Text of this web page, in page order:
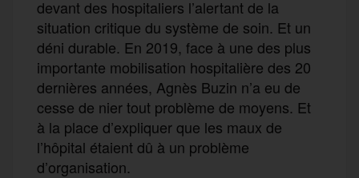
devant des hospitaliers l’alertant de la
situation critique du système de soin. Et un
déni durable. En 2019, face à une des plus
importante mobilisation hospitalière des 20
dernières années, Agnès Buzin n’a eu de
cesse de nier tout problème de moyens. Et
à la place d’expliquer que les maux de
l’hôpital étaient dû à un problème
d’organisation.